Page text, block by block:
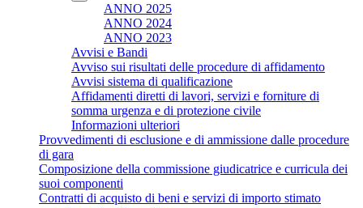
ANNO 2025
ANNO 2024
ANNO 2023
Avvisi e Bandi
Avviso sui risultati delle procedure di affidamento
Avvisi sistema di qualificazione
Affidamenti diretti di lavori, servizi e forniture di
somma urgenza e di protezione civile
Informazioni ulteriori
Provvedimenti di esclusione e di ammissione dalle procedure
di gara
Composizione della commissione giudicatrice e curricula dei
suoi componenti
Contratti di acquisto di beni e servizi di importo stimato